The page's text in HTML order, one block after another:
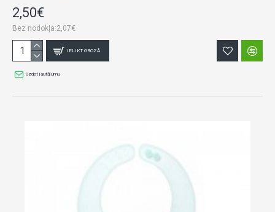
2,50€
Bez nodokļa:2,07€
IELIKT GROZĀ
Uzdot jautājumu